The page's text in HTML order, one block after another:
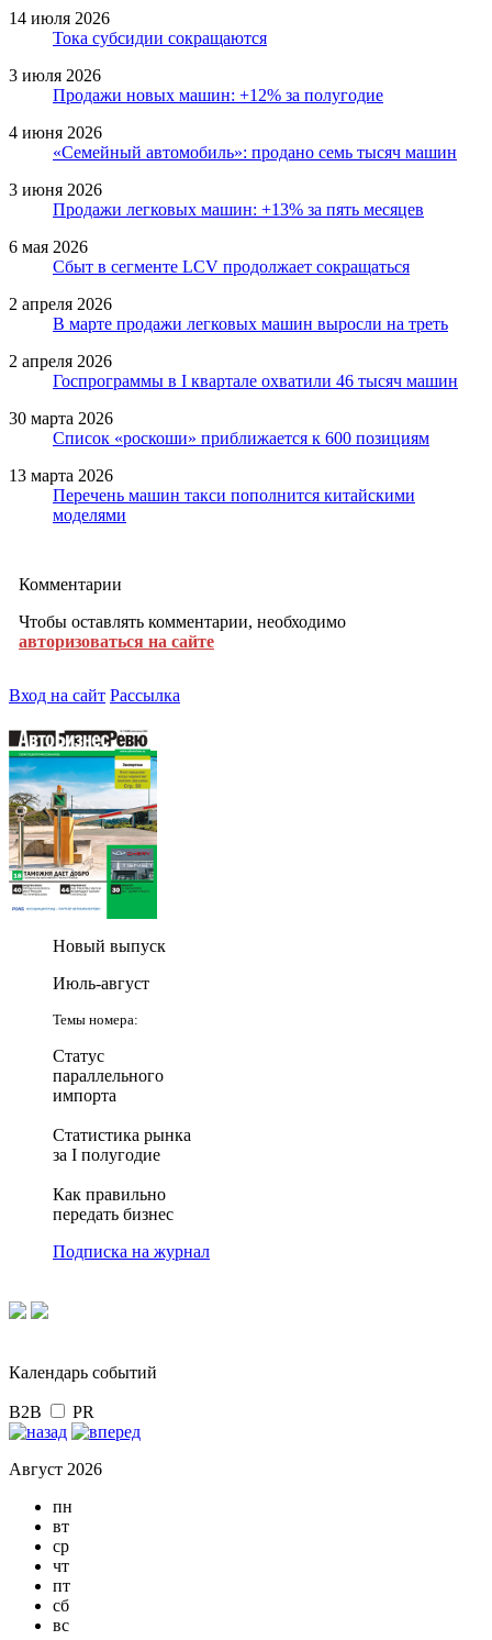
14 июля 2026
Тока субсидии сокращаются
3 июля 2026
Продажи новых машин: +12% за полугодие
4 июня 2026
«Семейный автомобиль»: продано семь тысяч машин
3 июня 2026
Продажи легковых машин: +13% за пять месяцев
6 мая 2026
Сбыт в сегменте LCV продолжает сокращаться
2 апреля 2026
В марте продажи легковых машин выросли на треть
2 апреля 2026
Госпрограммы в I квартале охватили 46 тысяч машин
30 марта 2026
Список «роскоши» приближается к 600 позициям
13 марта 2026
Перечень машин такси пополнится китайскими
моделями
Комментарии
Чтобы оставлять комментарии, необходимо
авторизоваться на сайте
Вход на сайт Рассылка
Новый выпуск
Июль-август
Темы номера:
Статус
параллельного
импорта
Статистика рынка
за I полугодие
Как правильно
передать бизнес
Подписка на журнал
Календарь событий
B2B PR
Август 2026
пн
вт
ср
чт
пт
сб
вс